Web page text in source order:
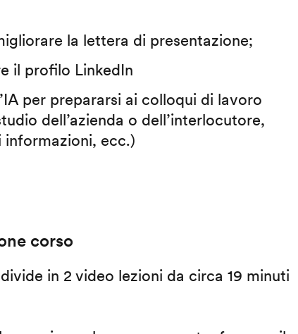
la lettera di presentazione;
il profilo LinkedIn
per prepararsi ai colloqui di lavoro
dell’azienda o dell’interlocutore,
ecc.)
corso
in 2 video lezioni da circa 19 minuti